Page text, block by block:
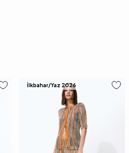
İlkbahar/Yaz 2026